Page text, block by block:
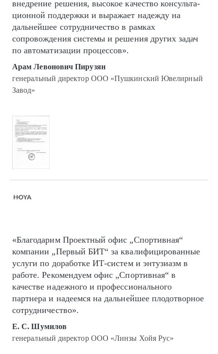
внедрение решения, высокое качество кон­суль­та­
цион­ной поддержки и выражает надежду на
дальнейшее сотрудничество в рамках
сопровождения системы и решения других задач
по автоматизации процессов».
Арам Левонович Пирузян
генеральный директор ООО «Пушкинский Ювелирный
Завод»
«Благодарим Проектный офис „Спортивная“
компании „Первый БИТ“ за квалифицированные
услуги по доработке ИТ-систем и энтузиазм в
работе. Рекомендуем офис „Спортивная“ в
качестве надежного и профессионального
партнера и надеемся на дальнейшее плодотворное
сотрудничество».
Е. С. Шумилов
генеральный директор ООО «Линзы Хойя Рус»